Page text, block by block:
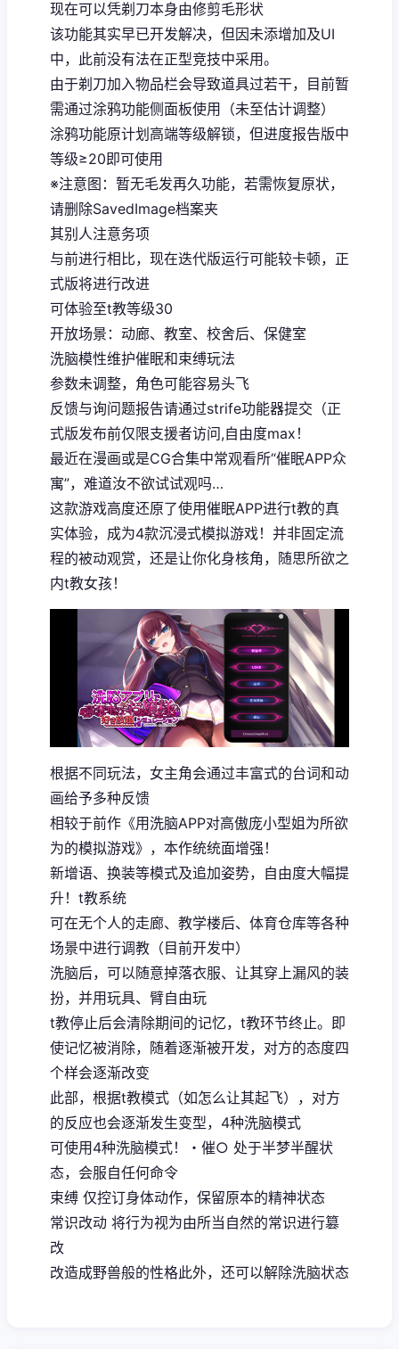
现在可以凭剃刀本身由修剪毛形状
该功能其实早已开发解决，但因未添增加及UI
中，此前没有法在正型竞技中采用。
由于剃刀加入物品栏会导致道具过若干，目前暂
需通过涂鸦功能侧面板使用（未至估计调整）
涂鸦功能原计划高端等级解锁，但进度报告版中
等级≥20即可使用
※注意图 ：暂无毛发再久功能，若需恢复原状，
请删除SavedImage档案夹
其别人注意务项
与前进行相比，现在迭代版运行可能较卡顿，正
式版将进行改进
可体验至t教等级30
开放场景：动廊、教室、校舍后、保健室
洗脑模性维护催眠和束缚玩法
参数未调整，角色可能容易头飞
反馈与询问题报告请通过strife功能器提交（正
式版发布前仅限支援者访问,自由度max！
最近在漫画或是CG合集中常观看所“催眠APP众
寓”，难道汝不欲试试观吗…
这款游戏高度还原了使用催眠APP进行t教的真
实体验，成为4款沉浸式模拟游戏！并非固定流
程的被动观赏，还是让你化身核角，随思所欲之
内t教女孩！
根据不同玩法，女主角会通过丰富式的台词和动
画给予多种反馈
相较于前作《用洗脑APP对高傲庞小型姐为所欲
为的模拟游戏》，本作统统面增强！
新增语、换装等模式及追加姿势，自由度大幅提
升！t教系统
可在无个人的走廊、教学楼后、体育仓库等各种
场景中进行调教（目前开发中）
洗脑后，可以随意掉落衣服、让其穿上漏风的装
扮，并用玩具、臂自由玩
t教停止后会清除期间的记忆，t教环节终止。即
使记忆被消除，随着逐渐被开发，对方的态度四
个样会逐渐改变
此部，根据t教模式（如怎么让其起飞），对方
的反应也会逐渐发生变型，4种洗脑模式
可使用4种洗脑模式！・催○ 处于半梦半醒状
态，会服自任何命令
束缚 仅控订身体动作，保留原本的精神状态
常识改动 将行为视为由所当自然的常识进行篡
改
改造成野兽般的性格此外，还可以解除洗脑状态